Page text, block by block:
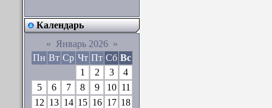
Календарь
« Январь 2026 »
Пн Вт Ср Чт Пт Сб Вс
1
2 3
4
5
6 7 8 9 10 11
12 13 14 15 16 17 18